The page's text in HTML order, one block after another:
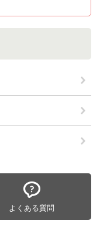
よくある質問